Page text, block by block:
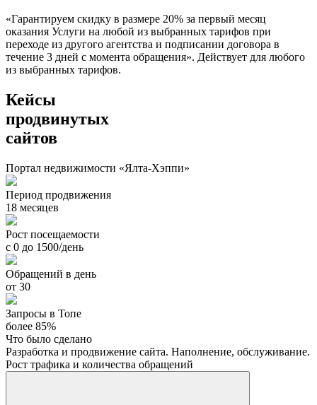
«Гарантируем скидку в размере 20% за первый месяц
оказания Услуги на любой из выбранных тарифов при
переходе из другого агентства и подписании договора в
течение 3 дней с момента обращения». Действует для любого
из выбранных тарифов.
Кейсы
продвинутых
сайтов
Портал недвижимости «Ялта-Хэппи»
Период продвижения
18 месяцев
Рост посещаемости
с 0 до 1500/день
Обращений в день
от 30
Запросы в Топе
более 85%
Что было сделано
Разработка и продвижение сайта. Наполнение, обслуживание.
Рост трафика и количества обращений